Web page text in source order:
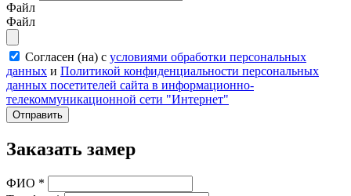
Файл
Файл
Согласен (на) с условиями обработки персональных
данных и Политикой конфиденциальности персональных
данных посетителей сайта в информационно-
телекоммуникационной сети "Интернет"
Отправить
Заказать замер
ФИО *